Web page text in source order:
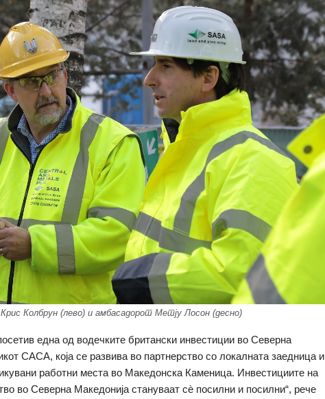
Крис Колбрун (лево) и амбасадорот Метју Лосон (десно)
една од водечките британски инвестиции во Северна
САСА, која се развива во партнерство со локалната заедница и
работни места во Македонска Каменица. Инвестициите на
во Северна Македонија стануваат сѐ посилни и посилни“, рече